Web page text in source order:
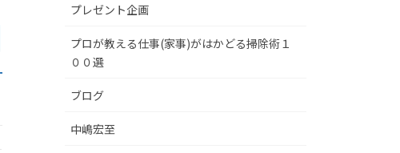
プレゼント企画
プロが教える仕事(家事)がはかどる掃除術１
００選
ブログ
中嶋宏至